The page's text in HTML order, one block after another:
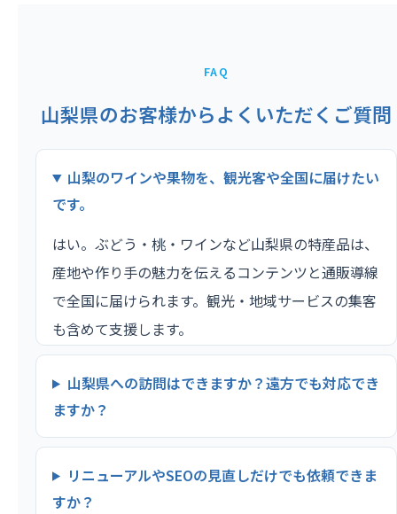
FAQ
山梨県のお客様からよくいただくご質問
山梨のワインや果物を、観光客や全国に届けたい
です。
はい。ぶどう・桃・ワインなど山梨県の特産品は、
産地や作り手の魅力を伝えるコンテンツと通販導線
で全国に届けられます。観光・地域サービスの集客
も含めて支援します。
山梨県への訪問はできますか？遠方でも対応でき
ますか？
リニューアルやSEOの見直しだけでも依頼できま
すか？